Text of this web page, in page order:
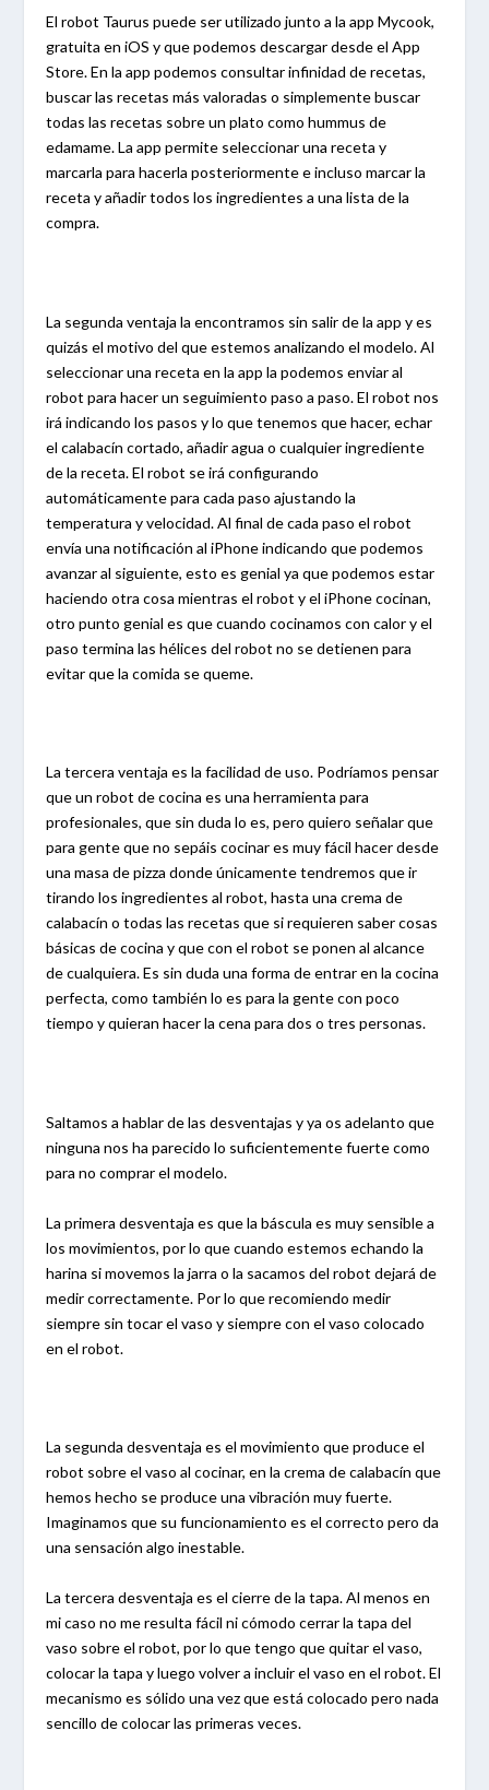
El robot Taurus puede ser utilizado junto a la app Mycook,
gratuita en iOS y que podemos descargar desde el App
Store. En la app podemos consultar infinidad de recetas,
buscar las recetas más valoradas o simplemente buscar
todas las recetas sobre un plato como hummus de
edamame. La app permite seleccionar una receta y
marcarla para hacerla posteriormente e incluso marcar la
receta y añadir todos los ingredientes a una lista de la
compra.
La segunda ventaja la encontramos sin salir de la app y es
quizás el motivo del que estemos analizando el modelo. Al
seleccionar una receta en la app la podemos enviar al
robot para hacer un seguimiento paso a paso. El robot nos
irá indicando los pasos y lo que tenemos que hacer, echar
el calabacín cortado, añadir agua o cualquier ingrediente
de la receta. El robot se irá configurando
automáticamente para cada paso ajustando la
temperatura y velocidad. Al final de cada paso el robot
envía una notificación al iPhone indicando que podemos
avanzar al siguiente, esto es genial ya que podemos estar
haciendo otra cosa mientras el robot y el iPhone cocinan,
otro punto genial es que cuando cocinamos con calor y el
paso termina las hélices del robot no se detienen para
evitar que la comida se queme.
La tercera ventaja es la facilidad de uso. Podríamos pensar
que un robot de cocina es una herramienta para
profesionales, que sin duda lo es, pero quiero señalar que
para gente que no sepáis cocinar es muy fácil hacer desde
una masa de pizza donde únicamente tendremos que ir
tirando los ingredientes al robot, hasta una crema de
calabacín o todas las recetas que si requieren saber cosas
básicas de cocina y que con el robot se ponen al alcance
de cualquiera. Es sin duda una forma de entrar en la cocina
perfecta, como también lo es para la gente con poco
tiempo y quieran hacer la cena para dos o tres personas.
Saltamos a hablar de las desventajas y ya os adelanto que
ninguna nos ha parecido lo suficientemente fuerte como
para no comprar el modelo.
La primera desventaja es que la báscula es muy sensible a
los movimientos, por lo que cuando estemos echando la
harina si movemos la jarra o la sacamos del robot dejará de
medir correctamente. Por lo que recomiendo medir
siempre sin tocar el vaso y siempre con el vaso colocado
en el robot.
La segunda desventaja es el movimiento que produce el
robot sobre el vaso al cocinar, en la crema de calabacín que
hemos hecho se produce una vibración muy fuerte.
Imaginamos que su funcionamiento es el correcto pero da
una sensación algo inestable.
La tercera desventaja es el cierre de la tapa. Al menos en
mi caso no me resulta fácil ni cómodo cerrar la tapa del
vaso sobre el robot, por lo que tengo que quitar el vaso,
colocar la tapa y luego volver a incluir el vaso en el robot. El
mecanismo es sólido una vez que está colocado pero nada
sencillo de colocar las primeras veces.